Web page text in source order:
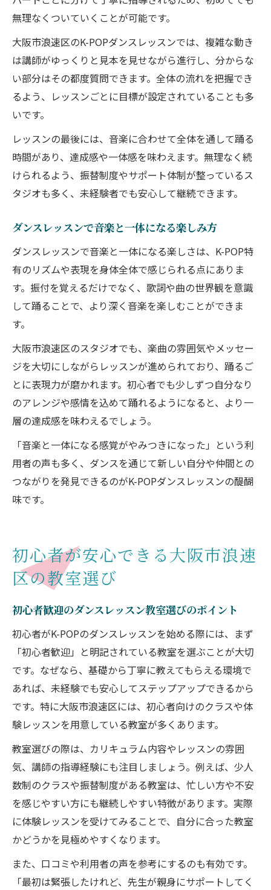
ン探し
無理なくついていくことが可能です。
大阪市浪速区のK-POPダンスレッスンでは、複雑な動き
は講師がゆっくりと見本を見せながら進行し、分からな
い部分はその都度質問できます。全体の流れを把握でき
るよう、レッスンごとに目標が設定されていることも多
いです。
レッスンの最後には、音楽に合わせて全体を通して踊る
時間があり、達成感や一体感を味わえます。無理なく続
けられるよう、振替制度やサポート体制が整っているス
タジオも多く、未経験者でも安心して継続できます。
ダンスレッスンで音楽と一体になる楽しみ方
ダンスレッスンで音楽と一体になる楽しさは、K-POP特
有のリズムや表現を身体全体で感じられる点にありま
す。振付を覚えるだけでなく、歌詞や曲の世界観を意識
して踊ることで、より深く音楽を楽しむことができま
す。
大阪市浪速区のスタジオでも、楽曲の雰囲気やメッセー
ジを大切にしながらレッスンが進められており、踊るご
とに表現力が磨かれます。初心者でも少しずつ自分なり
のアレンジや感情を込めて踊れるようになると、より一
層の達成感を味わえるでしょう。
「音楽と一体になる感覚がやみつきになった」という利
用者の声も多く、ダンスを通じて新しい自分や仲間との
つながりを発見できるのがK-POPダンスレッスンの醍醐
味です。
初心者が安心できる大阪市浪速
区の教室選び
初心者歓迎のダンスレッスン教室選びのポイント
初心者がK-POPのダンスレッスンを始める際には、まず
「初心者歓迎」と明記されている教室を選ぶことが大切
です。なぜなら、基礎から丁寧に教えてもらえる環境で
あれば、未経験でも安心してステップアップできるから
です。特に大阪市浪速区には、初心者向けのクラスや体
験レッスンを用意している教室が多くあります。
教室選びの際は、カリキュラム内容やレッスンの雰囲
気、講師の指導経験にも注目しましょう。例えば、少人
数制のクラスや振替制度がある教室は、忙しい方や不安
を感じやすい方にも継続しやすい特徴があります。実際
に体験レッスンを受けてみることで、自分に合った教室
かどうかを見極めやすくなります。
また、口コミや利用者の声を参考にするのも有効です。
「最初は緊張したけれど、先生が親身にサポートしてく